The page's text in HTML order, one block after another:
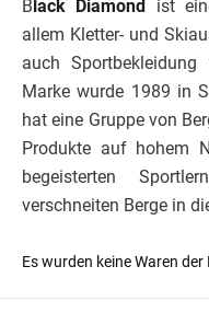
Black Diamond ist
allem Kletter- und
auch
Marke wurde 1989 in
hat eine Gruppe von
Produkte auf hohem
begeisterten
verschneiten Berge in
Es wurden keine Waren der